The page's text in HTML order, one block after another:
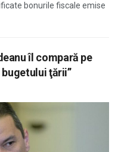
bonurile fiscale emise
îl compară pe
ţării”